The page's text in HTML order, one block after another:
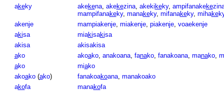
akeky akekena, akekezina, akeki keky, ampifanakeke
mampifanakeky, manakeky, mifanakeky, mihake
akenje
mampiakenje, miakenje, piakenje, voaekenje
akisa miakisakisa
akisa
akisakisa
ako akoako, anakoana, fanako, fanakoana, manako,
ako miako
akoako(ako) fanakoakoana, manakoako
akofa manakofa